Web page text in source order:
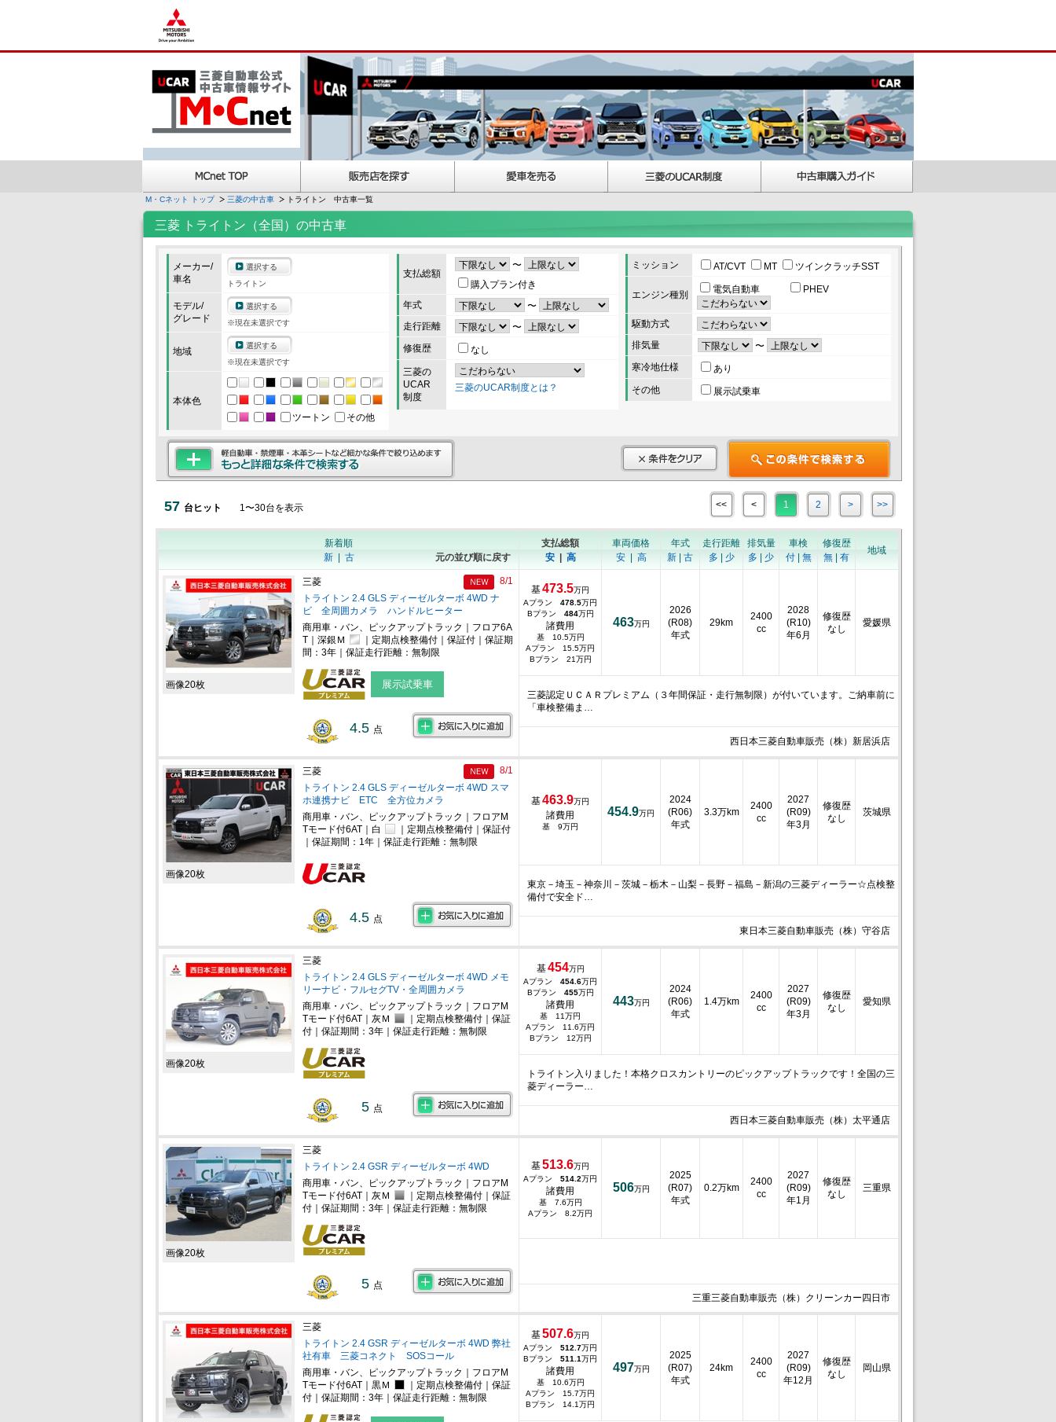
M・Cネット トップ 三菱の中古車 トライトン 中古車一覧
三菱 トライトン（全国）の中古車
メーカー/
車名
選択する
トライトン
モデル/
グレード
選択する
※現在未選択です
地域
選択する
※現在未選択です
本体色
ツートン
その他
支払総額
〜
購入プラン付き
年式
〜
走行距離
〜
修復歴
なし
三菱の
UCAR
制度
三菱のUCAR制度とは？
ミッション AT/CVT MT ツインクラッチSST
エンジン種別 電気自動車 PHEV
駆動方式
排気量
〜
寒冷地仕様
あり
その他
展示試乗車
57 台ヒット 1〜30台を表示 << < 1 2 > >>
新着順
新| 古 元の並び順に戻す
支払総額
安| 高
車両価格
安| 高
年式
新
古
走行距離
多
少
排気量
多
少
車検
付| 無
修復歴
無
有
地域
画像20枚
三菱
トライトン 2.4 GLS ディーゼルターボ 4WD ナ
ビ 全周囲カメラ ハンドルヒーター
8/1
商用車・バン、ピックアップトラック｜フロア6A
T｜深銀Ｍ
｜定期点検整備付｜保証付｜保証期
間：3年｜保証走行距離：無制限
展示試乗車
4.5 点
基473.5万円
Aプラン 478.5万円
Bプラン 484万円
諸費用
基 10.5万円
Aプラン 15.5万円
Bプラン 21万円
463万円
2026
(R08)
年式
29km
2400
cc
2028
(R10)
年6月
修復歴
なし
愛媛県
三菱認定ＵＣＡＲプレミアム（３年間保証・走行無制限）が付いています。ご納車前に
「車検整備ま…
西日本三菱自動車販売（株）新居浜店
画像20枚
三菱
トライトン 2.4 GLS ディーゼルターボ 4WD スマ
ホ連携ナビ ETC 全方位カメラ
8/1
商用車・バン、ピックアップトラック｜フロアM
Tモード付6AT｜白
｜定期点検整備付｜保証付
｜保証期間：1年｜保証走行距離：無制限
4.5 点
基463.9万円
諸費用
基 9万円
454.9万円
2024
(R06)
年式
3.3万km
2400
cc
2027
(R09)
年3月
修復歴
なし
茨城県
東京－埼玉－神奈川－茨城－栃木－山梨－長野－福島－新潟の三菱ディーラー☆点検整
備付で安全ド…
東日本三菱自動車販売（株）守谷店
画像20枚
三菱
トライトン 2.4 GLS ディーゼルターボ 4WD メモ
リーナビ・フルセグTV・全周囲カメラ
商用車・バン、ピックアップトラック｜フロアM
Tモード付6AT｜灰Ｍ
｜定期点検整備付｜保証
付｜保証期間：3年｜保証走行距離：無制限
5 点
基454万円
Aプラン 454.6万円
Bプラン 455万円
諸費用
基 11万円
Aプラン 11.6万円
Bプラン 12万円
443万円
2024
(R06)
年式
1.4万km
2400
cc
2027
(R09)
年3月
修復歴
なし
愛知県
トライトン入りました！本格クロスカントリーのピックアップトラックです！全国の三
菱ディーラー…
西日本三菱自動車販売（株）太平通店
画像20枚
三菱
トライトン 2.4 GSR ディーゼルターボ 4WD
商用車・バン、ピックアップトラック｜フロアM
Tモード付6AT｜灰Ｍ
｜定期点検整備付｜保証
付｜保証期間：3年｜保証走行距離：無制限
5 点
基513.6万円
Aプラン 514.2万円
諸費用
基 7.6万円
Aプラン 8.2万円
506万円
2025
(R07)
年式
0.2万km
2400
cc
2027
(R09)
年1月
修復歴
なし
三重県
三重三菱自動車販売（株）クリーンカー四日市
三菱
トライトン 2.4 GSR ディーゼルターボ 4WD 弊社
社有車 三菱コネクト SOSコール
商用車・バン、ピックアップトラック｜フロアM
Tモード付6AT｜黒Ｍ
｜定期点検整備付｜保証
付｜保証期間：3年｜保証走行距離：無制限
基507.6万円
Aプラン 512.7万円
Bプラン 511.1万円
諸費用
基 10.6万円
Aプラン 15.7万円
Bプラン 14.1万円
497万円
2025
(R07)
年式
24km
2400
cc
2027
(R09)
年12月
修復歴
なし
岡山県